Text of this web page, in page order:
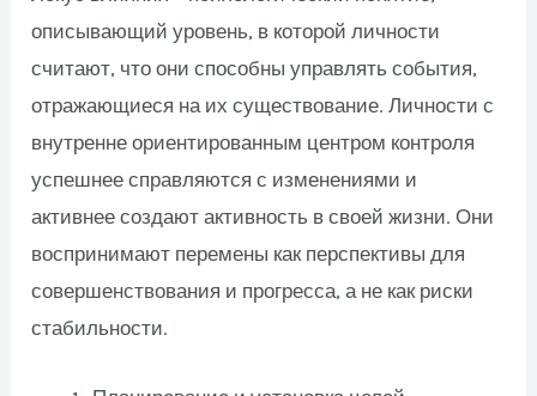
описывающий уровень, в которой личности
считают, что они способны управлять события,
отражающиеся на их существование. Личности с
внутренне ориентированным центром контроля
успешнее справляются с изменениями и
активнее создают активность в своей жизни. Они
воспринимают перемены как перспективы для
совершенствования и прогресса, а не как риски
стабильности.